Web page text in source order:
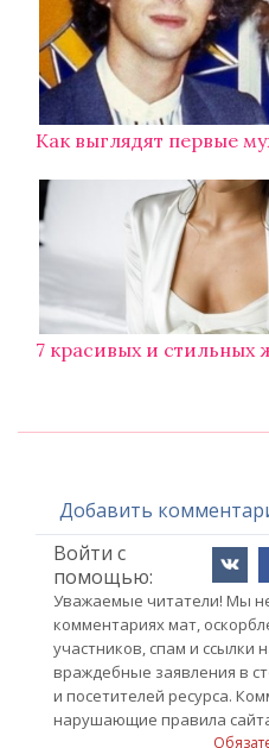
Как выглядят первые
7 красивых и стильных
Добавить
Войти с
помощью:
Уважаемые читатели! Мы
комментариях мат,
участников, спам и ссылки
враждебные заявления в
и посетителей ресурса.
нарушающие правила